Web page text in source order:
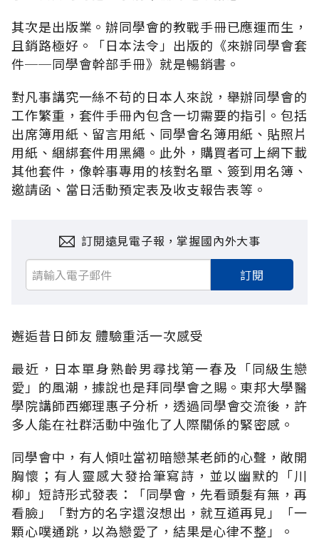
其次是出版業。辦同學會的教戰手冊已應運而生，
且銷路極好。「日本法令」出版的《來辦同學會套
件──同學會幹部手冊》就是暢銷書。
對凡事講究一絲不苟的日本人來說，舉辦同學會的
工作繁重，套件手冊內包含一切需要的指引。包括
出席簿用紙、留言用紙、同學會名簿用紙、貼照片
用紙、綑綁套件用黑繩。此外，購買者可上網下載
其他套件，像幹事專用的核對名單、簽到用名簿、
邀請函、當日活動預定表及收支報告表等。
訂閱遠見電子報，掌握國內外大事
訂閱
邂逅昔日師友 體驗重活一次感受
最近，日本單身熟齡男尋找第一春及「同級生戀
愛」的風潮，據說也是拜同學會之賜。東邦大學醫
學院講師西鄉理惠子分析，透過同學會交流後，許
多人能在社群活動中強化了人際關係的緊密感。
同學會中，有人傾吐當初暗戀某老師的心聲，敞開
胸懷；有人靈感大發拾筆寫詩，並以幽默的「川
柳」短詩形式發表：「同學會，先看頭髮有無，再
看臉」「對方的名字還沒想出，就互道再見」「一
顆心噗通跳，以為戀愛了，結果是心律不整」。